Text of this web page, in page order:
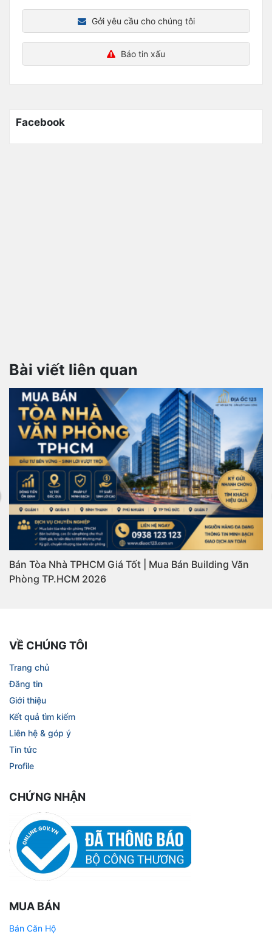
Gởi yêu cầu cho chúng tôi
Báo tin xấu
Facebook
Bài viết liên quan
Bán Tòa Nhà TPHCM Giá Tốt | Mua Bán Building Văn
Phòng TP.HCM 2026
VỀ CHÚNG TÔI
Trang chủ
Đăng tin
Giới thiệu
Kết quả tìm kiếm
Liên hệ & góp ý
Tin tức
Profile
CHỨNG NHẬN
MUA BÁN
Bán Căn Hộ